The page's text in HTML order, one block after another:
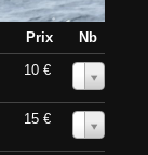
Prix
Nb
10 €
15 €